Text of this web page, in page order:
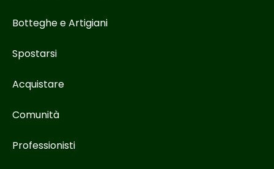
Botteghe e Artigiani
Spostarsi
Acquistare
Comunità
Professionisti